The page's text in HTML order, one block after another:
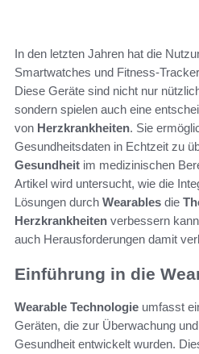
In den letzten Jahren hat die
Smartwatches und Fitness-
Diese Geräte sind nicht nur
sondern spielen auch eine
von Herzkrankheiten. Sie
Gesundheitsdaten in Echtzeit zu
Gesundheit im medizinischen
Artikel wird untersucht, wie die
Lösungen durch Wearables die
Herzkrankheiten verbessern
auch Herausforderungen damit
Einführung in die
Wearable Technologie umfasst
Geräten, die zur Überwachung
Gesundheit entwickelt wurden.